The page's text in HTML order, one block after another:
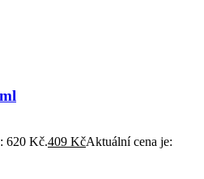
620 Kč.409 KčAktuální cena je: